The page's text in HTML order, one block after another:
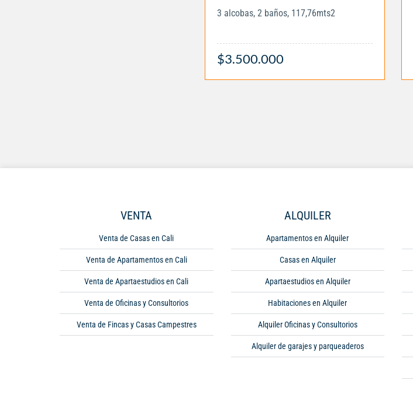
3 alcobas, 2 baños, 117,76mts2
$3.500.000
VENTA
Venta de Casas en Cali
Venta de Apartamentos en Cali
Venta de Apartaestudios en Cali
Venta de Oficinas y Consultorios
Venta de Fincas y Casas Campestres
ALQUILER
Apartamentos en Alquiler
Casas en Alquiler
Apartaestudios en Alquiler
Habitaciones en Alquiler
Alquiler Oficinas y Consultorios
Alquiler de garajes y parqueaderos